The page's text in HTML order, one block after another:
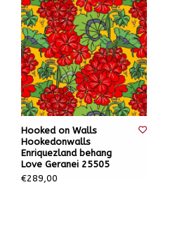
Hooked on Walls
Hookedonwalls
Enriquezland behang
Love Geranei 25505
€289,00